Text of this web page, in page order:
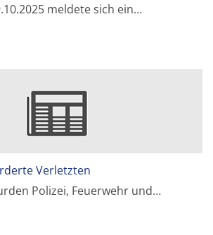
meldete sich ein…
Verletzten
Polizei, Feuerwehr und…